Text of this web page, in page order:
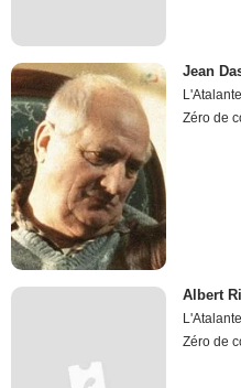
Jean
L'Atalante
Zéro de
Albert
L'Atalante
Zéro de